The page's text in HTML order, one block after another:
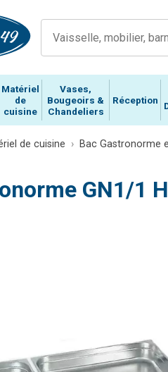
Matériel
de
cuisine
Vases,
Bougeoirs &
Chandeliers
Réception
de cuisine Bac Gastronorme
GN1/1